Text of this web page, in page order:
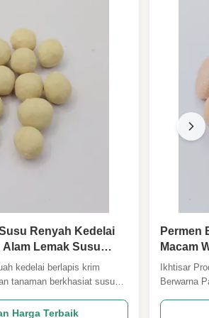
Renyah Kedelai
Lemak Susu
Kedelai
Untuk Anak-anak
kedelai berlapis krim
tanaman berkhasiat susu
biji dibungkus secara
Harga Terbaik
Permen
Macam
Hadiah
Ikhtisar
Berwarna